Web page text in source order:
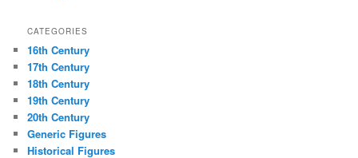
CATEGORIES
16th Century
17th Century
18th Century
19th Century
20th Century
Generic Figures
Historical Figures